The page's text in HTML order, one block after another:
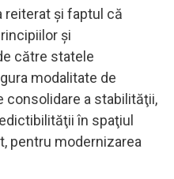
reiterat şi faptul că
şi
către statele
modalitate de
consolidare a stabilităţii,
în spaţiul
pentru modernizarea